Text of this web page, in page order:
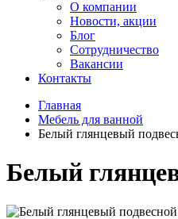
О компании
Новости, акции
Блог
Сотрудничество
Вакансии
Контакты
Главная
Мебель для ванной
Белый глянцевый
Белый